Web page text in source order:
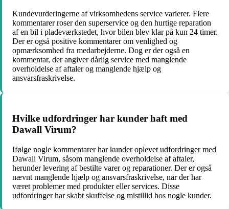
Kundevurderingerne af virksomhedens service varierer. Flere
kommentarer roser den superservice og den hurtige reparation
af en bil i pladeværkstedet, hvor bilen blev klar på kun 24 timer.
Der er også positive kommentarer om venlighed og
opmærksomhed fra medarbejderne. Dog er der også en
kommentar, der angiver dårlig service med manglende
overholdelse af aftaler og manglende hjælp og
ansvarsfraskrivelse.
Hvilke udfordringer har kunder haft med
Dawall Virum?
Ifølge nogle kommentarer har kunder oplevet udfordringer med
Dawall Virum, såsom manglende overholdelse af aftaler,
herunder levering af bestilte varer og reparationer. Der er også
nævnt manglende hjælp og ansvarsfraskrivelse, når der har
været problemer med produkter eller services. Disse
udfordringer har skabt skuffelse og mistillid hos nogle kunder.